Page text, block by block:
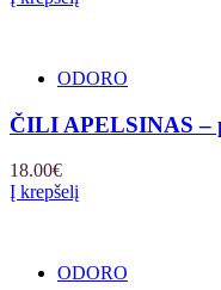
ODORO
ČILI APELSINAS –
18.00€
Į krepšelį
ODORO